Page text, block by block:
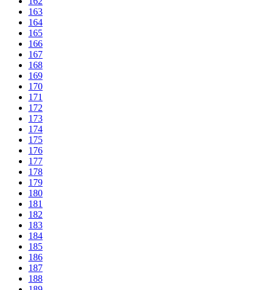
163
164
165
166
167
168
169
170
171
172
173
174
175
176
177
178
179
180
181
182
183
184
185
186
187
188